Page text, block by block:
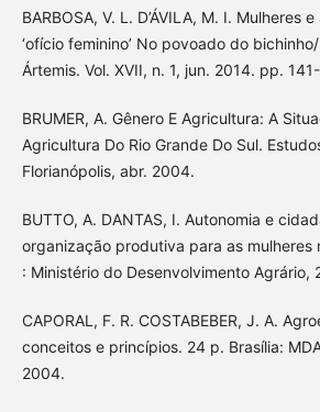
BARBOSA, V. L. D’ÁVILA, M. I. Mulheres
‘ofício feminino’ No povoado do
Ártemis. Vol. XVII, n. 1, jun. 2014. pp.
BRUMER, A. Gênero E Agricultura: A
Agricultura Do Rio Grande Do Sul.
Florianópolis, abr. 2004.
BUTTO, A. DANTAS, I. Autonomia e
organização produtiva para as mulheres
: Ministério do Desenvolvimento Agrário,
CAPORAL, F. R. COSTABEBER, J. A.
conceitos e princípios. 24 p. Brasília:
2004.